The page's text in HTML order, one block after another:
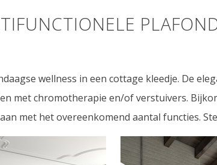
wellness in een cottage kleedje. De
met chromotherapie en/of verstuivers.
met het overeenkomend aantal functies.